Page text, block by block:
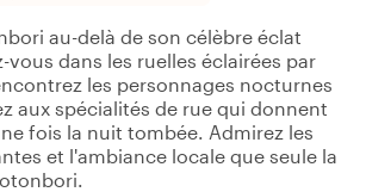
au-delà de son célèbre éclat
vous dans les ruelles éclairées par
les personnages nocturnes
aux spécialités de rue qui donnent
fois la nuit tombée. Admirez les
et l'ambiance locale que seule la